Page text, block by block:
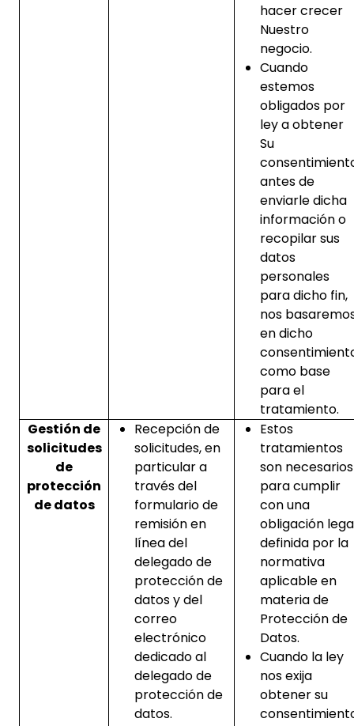
hacer crecer
Nuestro
negocio.
Cuando
estemos
obligados por
ley a obtener
Su
antes de
enviarle dicha
información o
recopilar sus
datos
personales
para dicho fin,
nos
en dicho
como base
para el
tratamiento.
Gestión de
solicitudes
de
protección
de datos
Recepción de
solicitudes, en
particular a
través del
formulario de
remisión en
línea del
delegado de
protección de
datos y del
correo
electrónico
dedicado al
delegado de
protección de
datos.
Estos
tratamientos
son necesarios
para cumplir
con una
obligación
definida por la
normativa
aplicable en
materia de
Protección de
Datos.
Cuando la ley
nos exija
obtener su